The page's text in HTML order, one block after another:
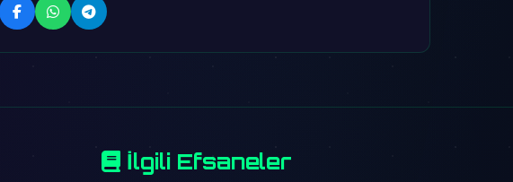
İlgili Efsaneler